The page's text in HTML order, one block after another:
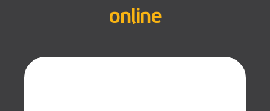
online